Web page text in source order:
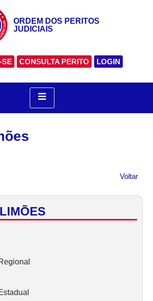
ORDEM DOS PERITOS
JUDICIAIS
SE CONSULTA PERITO LOGIN
Voltar